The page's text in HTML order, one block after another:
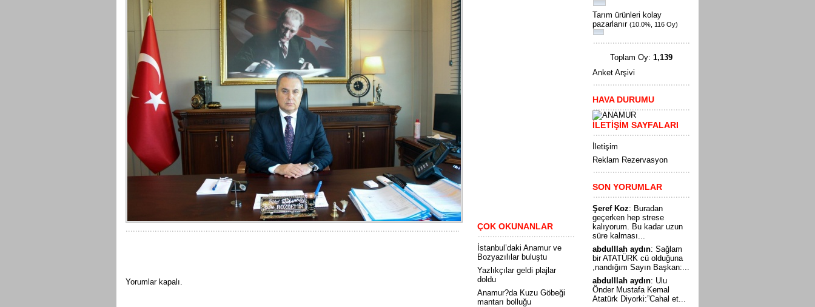
Yorumlar kapalı.
ÇOK OKUNANLAR
İstanbul’daki Anamur ve
Bozyazılılar buluştu
Yazlıkçılar geldi plajlar
doldu
Anamur?da Kuzu Göbeği
mantarı bolluğu
Tarım ürünleri kolay
pazarlanır (10.0%, 116 Oy)
Toplam Oy: 1,139
Anket Arşivi
HAVA DURUMU
İLETİŞİM SAYFALARI
İletişim
Reklam Rezervasyon
SON YORUMLAR
Şeref Koz: Buradan
geçerken hep strese
kalıyorum. Bu kadar uzun
süre kalması...
abdulllah aydın: Sağlam
bir ATATÜRK cü olduğuna
,nandığım Sayın Başkan:...
abdulllah aydın: Ulu
Önder Mustafa Kemal
Atatürk Diyorki:”Cahal et...